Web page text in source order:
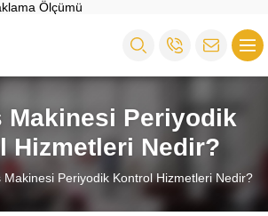
Ölçümü
Makinesi Periyodik
Hizmetleri Nedir?
Makinesi Periyodik Kontrol Hizmetleri Nedir?